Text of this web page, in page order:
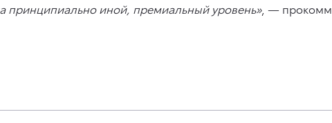
принципиально иной, премиальный уровень», —